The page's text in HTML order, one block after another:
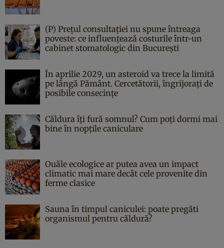
(P) Prețul consultației nu spune întreaga
poveste: ce influențează costurile într-un
cabinet stomatologic din București
În aprilie 2029, un asteroid va trece la limită
pe lângă Pământ. Cercetătorii, îngrijorați de
posibile consecințe
Căldura îți fură somnul? Cum poți dormi mai
bine în nopțile caniculare
Ouăle ecologice ar putea avea un impact
climatic mai mare decât cele provenite din
ferme clasice
Sauna în timpul caniculei: poate pregăti
organismul pentru căldură?